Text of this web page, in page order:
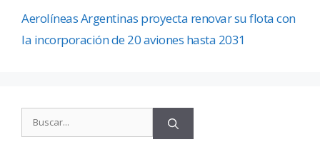
Aerolíneas Argentinas proyecta renovar su flota con
la incorporación de 20 aviones hasta 2031